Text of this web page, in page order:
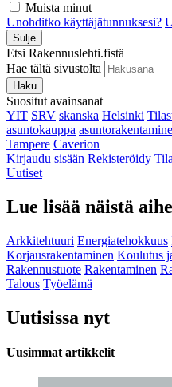
Muista minut
Unohditko käyttäjätunnuksesi?
Sulje
Etsi Rakennuslehti.fistä
Hae tältä sivustolta
Haku
Suositut avainsanat
YIT SRV skanska Helsinki
asuntokauppa
Tampere Caverion
Kirjaudu sisään Rekisteröidy
Uutiset
Lue lisää näistä
Arkkitehtuuri Energiatehokkuus
Korjausrakentaminen Koulutus
Rakennustuote Rakentaminen
Talous Työelämä
Uutisissa nyt
Uusimmat artikkelit